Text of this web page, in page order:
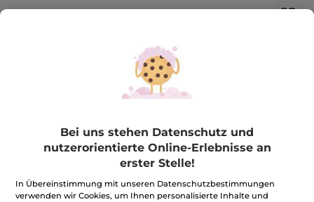
Lippenstift Rouge Botanique Satin
Farbe wird ein Pflegeprodukt
3.5 g
Kein
für
Satin
29,90€*
854,29€ / 100g
Bei uns stehen Datenschutz und
nutzerorientierte Online-Erlebnisse an
erster Stelle!
In Übereinstimmung mit unseren Datenschutzbestimmungen
verwenden wir Cookies, um Ihnen personalisierte Inhalte und